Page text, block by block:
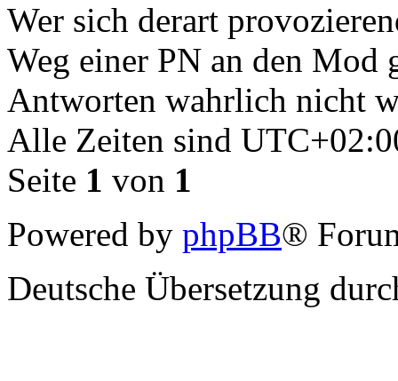
Wer sich derart
Weg einer PN an den Mod
Antworten wahrlich nicht
Alle Zeiten sind
Seite 1 von 1
Powered by phpBB®
Deutsche Übersetzung